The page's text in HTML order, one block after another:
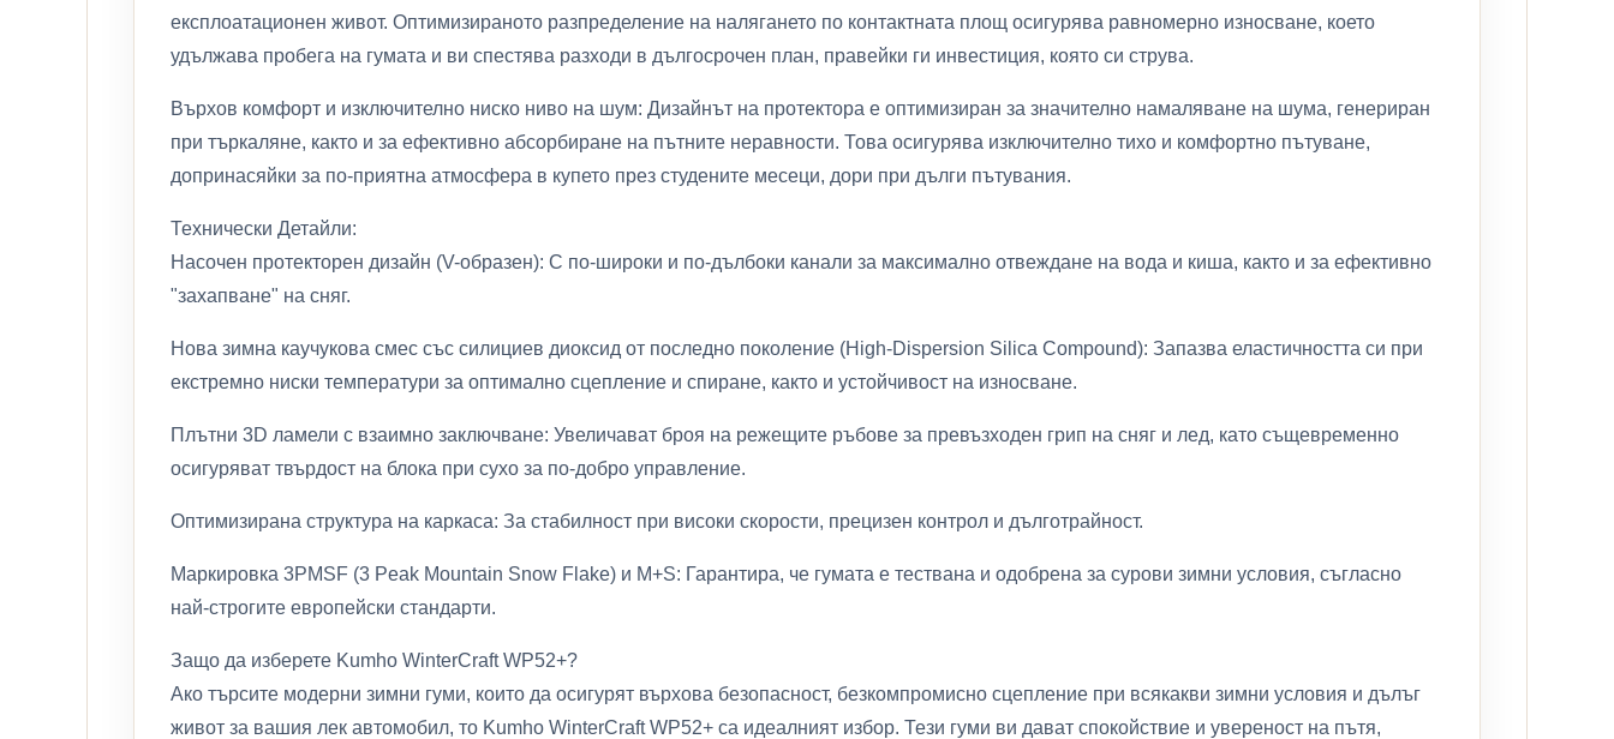
експлоатационен живот. Оптимизираното разпределение на налягането по контактната площ осигурява равномерно износване, което
удължава пробега на гумата и ви спестява разходи в дългосрочен план, правейки ги инвестиция, която си струва.
Върхов комфорт и изключително ниско ниво на шум: Дизайнът на протектора е оптимизиран за значително намаляване на шума, генериран
при търкаляне, както и за ефективно абсорбиране на пътните неравности. Това осигурява изключително тихо и комфортно пътуване,
допринасяйки за по-приятна атмосфера в купето през студените месеци, дори при дълги пътувания.
Технически Детайли:
Насочен протекторен дизайн (V-образен): С по-широки и по-дълбоки канали за максимално отвеждане на вода и киша, както и за ефективно
"захапване" на сняг.
Нова зимна каучукова смес със силициев диоксид от последно поколение (High-Dispersion Silica Compound): Запазва еластичността си при
екстремно ниски температури за оптимално сцепление и спиране, както и устойчивост на износване.
Плътни 3D ламели с взаимно заключване: Увеличават броя на режещите ръбове за превъзходен грип на сняг и лед, като същевременно
осигуряват твърдост на блока при сухо за по-добро управление.
Оптимизирана структура на каркаса: За стабилност при високи скорости, прецизен контрол и дълготрайност.
Маркировка 3PMSF (3 Peak Mountain Snow Flake) и M+S: Гарантира, че гумата е тествана и одобрена за сурови зимни условия, съгласно
най-строгите европейски стандарти.
Защо да изберете Kumho WinterCraft WP52+?
Ако търсите модерни зимни гуми, които да осигурят върхова безопасност, безкомпромисно сцепление при всякакви зимни условия и дълъг
живот за вашия лек автомобил, то Kumho WinterCraft WP52+ са идеалният избор. Тези гуми ви дават спокойствие и увереност на пътя,